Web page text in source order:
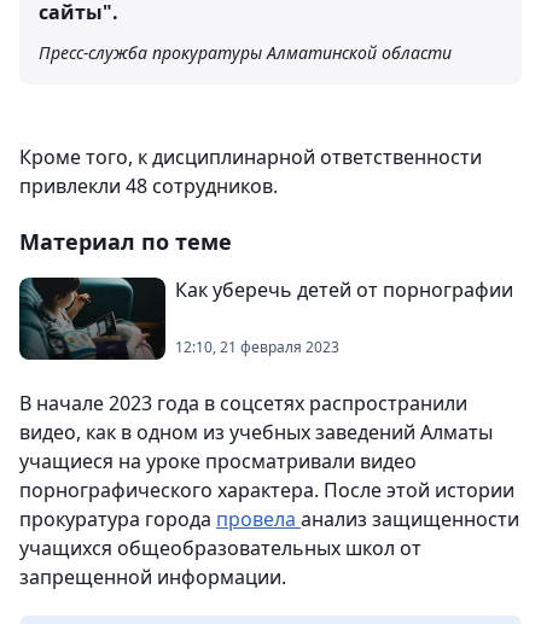
сайты".
Пресс-служба прокуратуры Алматинской области
Кроме того, к дисциплинарной ответственности
привлекли 48 сотрудников.
Материал по теме
Как уберечь детей от порнографии
12:10, 21 февраля 2023
В начале 2023 года в соцсетях распространили
видео, как в одном из учебных заведений Алматы
учащиеся на уроке просматривали видео
порнографического характера. После этой истории
прокуратура города провела анализ защищенности
учащихся общеобразовательных школ от
запрещенной информации.